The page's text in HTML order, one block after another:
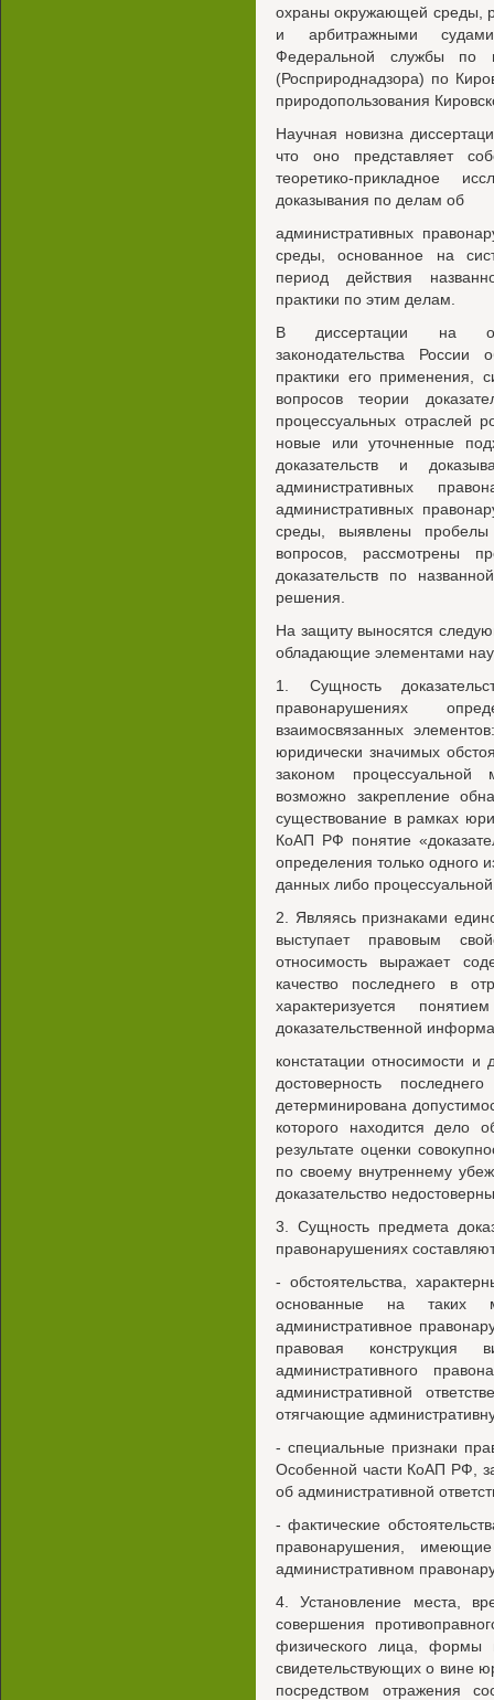
охраны окружающей среды,
и арбитражными
Федеральной службы по
(Росприроднадзора) по
природопользования
Научная новизна
что оно представляет
теоретико-прикладное
доказывания по делам об
административных
среды, основанное на
период действия
практики по этим делам.
В диссертации на
законодательства России
практики его применения,
вопросов теории
процессуальных отраслей
новые или уточненные
доказательств и
административных
административных
среды, выявлены пробелы
вопросов, рассмотрены
доказательств по
решения.
На защиту выносятся
обладающие элементами
1. Сущность
правонарушениях
взаимосвязанных
юридически значимых
законом процессуальной
возможно закрепление
существование в рамках
КоАП РФ понятие
определения только одного
данных либо
2. Являясь признаками
выступает правовым
относимость выражает
качество последнего в
характеризуется
доказательственной
констатации относимости и
достоверность
детерминирована
которого находится дело
результате оценки
по своему внутреннему
доказательство
3. Сущность предмета
правонарушениях
- обстоятельства,
основанные на таких
административное
правовая конструкция
административного
административной
отягчающие
- специальные признаки
Особенной части КоАП РФ,
об административной
- фактические
правонарушения,
административном
4. Установление места,
совершения
физического лица, формы
свидетельствующих о вине
посредством отражения